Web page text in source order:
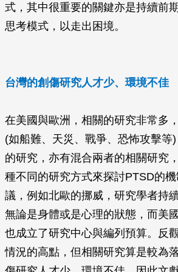
式，其中很重要的關鍵亦是持續前
思考模式，以走出困境。
台灣的創傷研究人才少、環境不佳
在美國與歐洲，相關的研究非常多
(如船難、天災、戰爭、恐怖攻擊等
的研究，亦有混合兩者的相關研究
種不同的研究方式來探討PTSD的
議，例如北歐的挪威，研究學者持
無論是身體或是心理的狀態，而美
也成立了研究中心與編列預算。反
情況的高點，但相關研究算是較為